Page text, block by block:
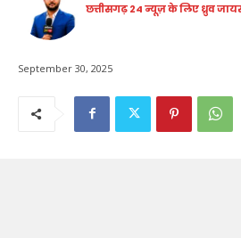
छत्तीसगढ़ 24 न्यूज़ के लिए ध्रुव
September 30, 2025